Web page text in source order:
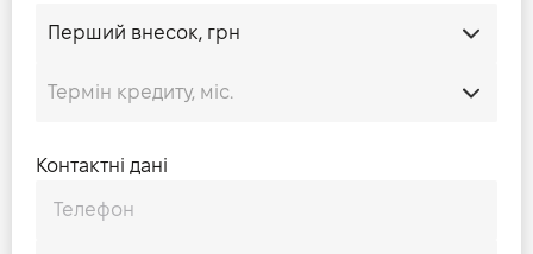
Прайс Range Rover Evoque 2.0 D 163 SE
Прайс Range Rover Evoque 2.0 D 163 HSE
Прайс Range Rover Evoque 2.0 D 204 Base
Контактні дані